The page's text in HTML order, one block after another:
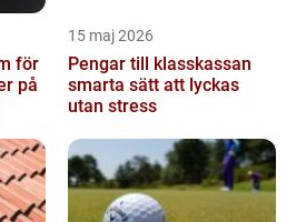
för
på
15 maj 2026
Pengar till klasskassan
smarta sätt att lyckas
utan stress